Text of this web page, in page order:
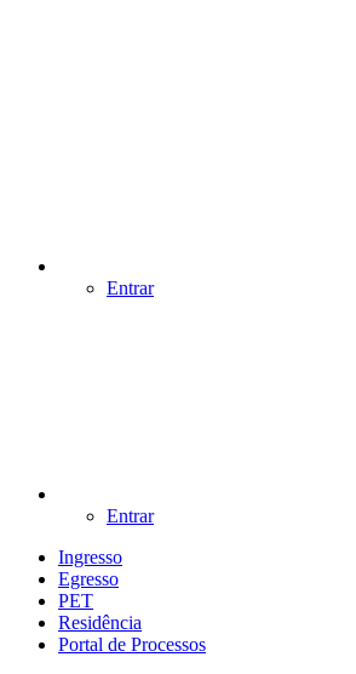
Entrar
Entrar
Ingresso
Egresso
PET
Residência
Portal de Processos